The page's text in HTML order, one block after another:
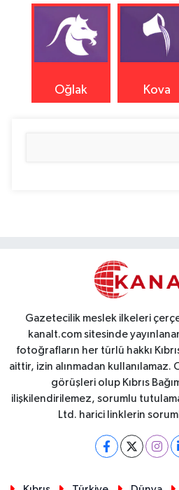
Oğlak Kova
Gazetecilik meslek ilkeleri
kanalt.com sitesinde
fotoğrafların her türlü hakkı
aittir, izin alınmadan kullanılamaz.
görüşleri olup Kıbrıs
ilişkilendirilemez, sorumlu
Ltd. harici linklerin